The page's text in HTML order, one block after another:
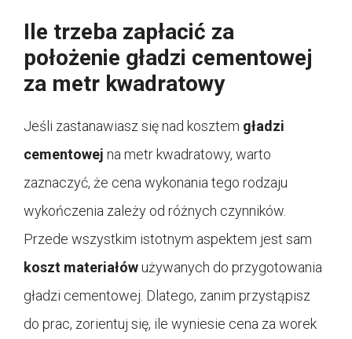
Ile trzeba zapłacić za
położenie gładzi cementowej
za metr kwadratowy
Jeśli zastanawiasz się nad kosztem gładzi
cementowej na metr kwadratowy, warto
zaznaczyć, że cena wykonania tego rodzaju
wykończenia zależy od różnych czynników.
Przede wszystkim istotnym aspektem jest sam
koszt materiałówużywanych do przygotowania
gładzi cementowej. Dlatego, zanim przystąpisz
do prac, zorientuj się, ile wyniesie cena za worek